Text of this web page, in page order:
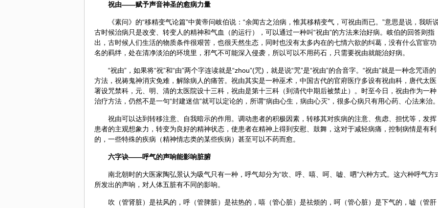
祝由——赋予声音神圣的愈病力量
《素问》的“移精变气论篇”中黄帝问岐伯说：“余闻古之治病，惟其移精变气，可祝由而已。”意思是说，我听
古时候治病只是改变、转变人的精神和气血（的运行），可以通过一种叫“祝由”的方法来治好病。岐伯的回答则指
出，古时候人们生活的物质条件很艰苦，也很天然生态，同时也没有太多内在的七情六欲的纠葛，没有什么官宦功
名的羁绊，处在清净淡泊的环境里，邪气不可能深入侵袭，所以可以不用药石，只需要祝由就能治好病。
“祝由”，如果将“祝”和“由”两个字连读就是“zhou”(咒)，就是说“咒”是“祝由”的合音字。“祝由”就是一种念咒语的
方法，祝祷鬼神消灾免难，解除病人的痛苦。祝由其实是一种巫术，中国古代的官府医疗多设有祝由科，唐代太医
署设咒禁科，元、明、清的太医院设十三科，祝由是第十三科（到清代中期后被禁止）。时至今日，祝由作为一种
治疗方法，仍然不是一句“封建迷信”就可以定论的，所谓“病由心生，病由心灭”，很多心病只有用心药、心法来治
祝由可以达到转移注意、自我暗示的作用。调动患者的积极因素，转移其对疾病的注意、焦虑、担忧等，发挥
患者的主观想象力，转变为良好的精神状态，使患者在精神上得到安慰、鼓舞，这对于减轻病痛，控制病情是有利
的，一些特殊的疾病（精神情志类的某些疾病）甚至可以不药而愈。
六字诀——呼气的声响能影响脏腑
南北朝时的大医家陶弘景认为吸气只有一种，呼气却分为“吹、呼、嘻、呵、嘘、呬”六种方式。这六种呼气方
所发出的声响，对人体五脏有不同的影响。
吹（管肾脏）是祛风的，呼（管脾脏）是祛热的，嘻（管心脏）是祛烦的，呵（管心脏）是下气的，嘘（管肝